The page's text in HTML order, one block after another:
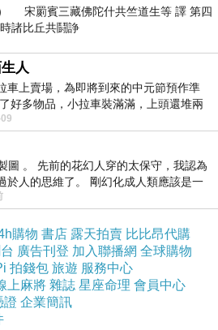
行。大甲鎮瀾宮。DAY3
的...但天公不作美。
宋罽賓三藏佛陀什共竺道生等 譯 第四
諸比丘共鬪諍
人
車上賣場，為即將到來的中元節預作準
好多物品，小拉車裝滿滿，上頭還堆兩
辛苦了點，這點程度我一個人搬
。 先前的花幻人穿的太保守，我認為
於人的思維了。 剛幻化成人類應該是一
？ 當然這樣是創不出
購物 書店 露天拍賣 比比昂代購
廣告刊登 加入聯播網 全球購物
拍錢包 旅遊 服務中心
上麻將 雜誌 星座命理 會員中心
證 企業簡訊